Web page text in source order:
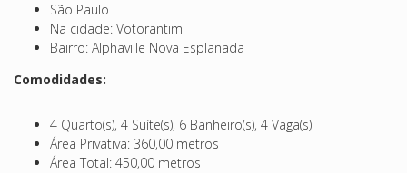
São Paulo
Na cidade: Votorantim
Bairro: Alphaville Nova Esplanada
Comodidades:
4 Quarto(s), 4 Suíte(s), 6 Banheiro(s), 4 Vaga(s)
Área Privativa: 360,00 metros
Área Total: 450,00 metros